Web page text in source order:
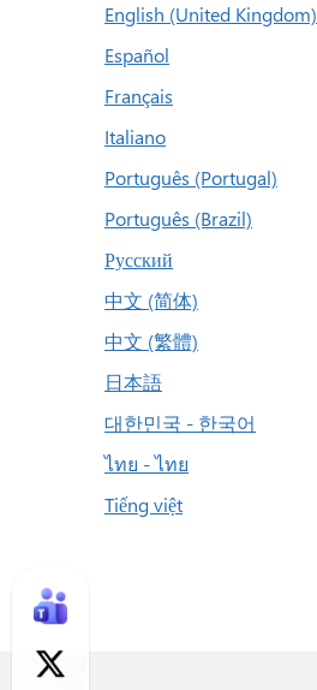
English (United Kingdom)
Español
Français
Italiano
Português (Portugal)
Português (Brazil)
Русский
中文 (简体)
中文 (繁體)
日本語
대한민국 - 한국어
ไทย - ไทย
Tiếng việt